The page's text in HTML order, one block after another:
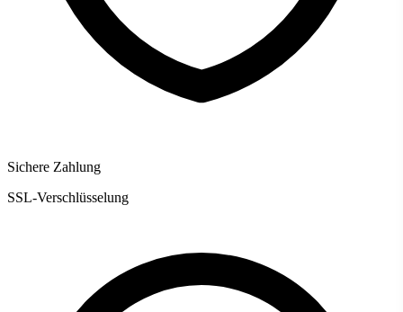
Sichere Zahlung
SSL-Verschlüsselung